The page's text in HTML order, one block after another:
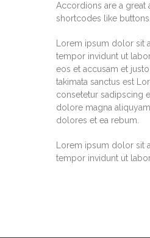
Accordions are a great
shortcodes like
Lorem ipsum dolor sit
tempor invidunt ut
eos et accusam et
takimata sanctus est
consetetur sadipscing
dolore magna
dolores et ea rebum.
Lorem ipsum dolor sit
tempor invidunt ut